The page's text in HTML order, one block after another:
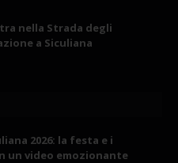
nella Strada degli
a Siculiana
2026: la festa e i
un video emozionante